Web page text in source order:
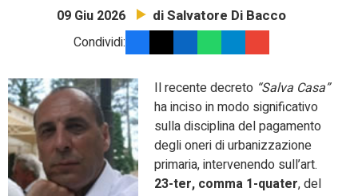
09 Giu 2026 di Salvatore Di Bacco
Condividi:
Il recente decreto “Salva Casa”
ha inciso in modo significativo
sulla disciplina del pagamento
degli oneri di urbanizzazione
primaria, intervenendo sull’art.
23-ter, comma 1-quater, del